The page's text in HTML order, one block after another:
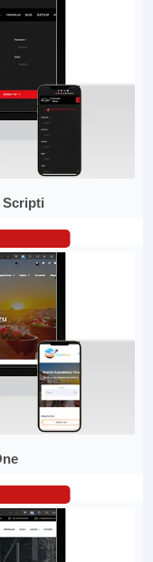
Scripti